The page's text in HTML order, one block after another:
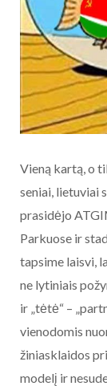
Vieną kartą, o
seniai, lietuviai
prasidėjo
Parkuose ir
tapsime laisvi,
ne lytiniais
ir „tėtė“ –
vienodomis
žiniasklaidos
modelį ir